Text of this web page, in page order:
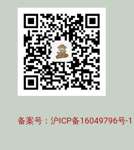
备案号：沪ICP备16049796号-1